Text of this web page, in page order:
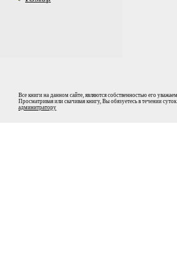
Все книги на данном сайте, являются собственностью его
Просматривая или скачивая книгу, Вы обязуетесь в течении
админитратору